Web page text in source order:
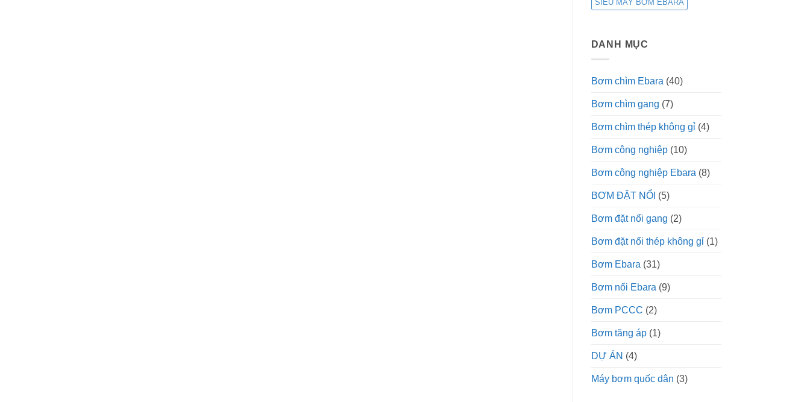
SIÊU MÁY BƠM EBARA
DANH MỤC
Bơm chìm Ebara (40)
Bơm chìm gang (7)
Bơm chìm thép không gỉ(4)
Bơm công nghiệp(10)
Bơm công nghiệp Ebara (8)
BƠM ĐẶT NỔI (5)
Bơm đặt nổi gang (2)
Bơm đặt nổi thép không gỉ(1)
Bơm Ebara (31)
Bơm nổi Ebara (9)
Bơm PCCC (2)
Bơm tăng áp(1)
DỰ ÁN (4)
Máy bơm quốc dân (3)